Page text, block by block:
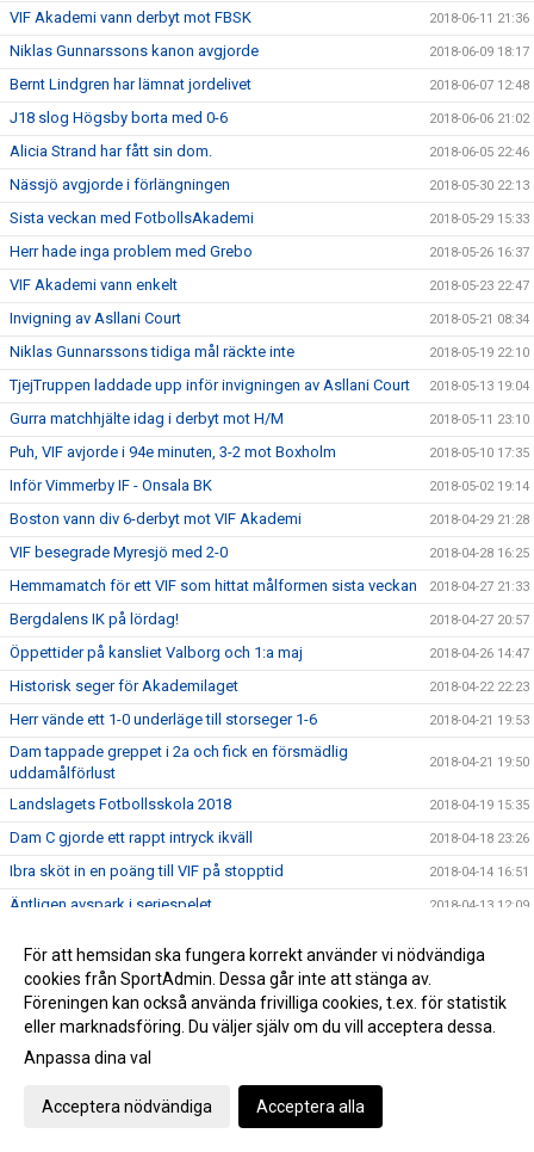
VIF Akademi vann derbyt mot FBSK 2018-06-11 21:36
Niklas Gunnarssons kanon avgjorde 2018-06-09 18:17
Bernt Lindgren har lämnat jordelivet 2018-06-07 12:48
J18 slog Högsby borta med 0-6 2018-06-06 21:02
Alicia Strand har fått sin dom. 2018-06-05 22:46
Nässjö avgjorde i förlängningen 2018-05-30 22:13
Sista veckan med FotbollsAkademi 2018-05-29 15:33
Herr hade inga problem med Grebo 2018-05-26 16:37
VIF Akademi vann enkelt 2018-05-23 22:47
Invigning av Asllani Court 2018-05-21 08:34
Niklas Gunnarssons tidiga mål räckte inte 2018-05-19 22:10
TjejTruppen laddade upp inför invigningen av Asllani Court 2018-05-13 19:04
Gurra matchhjälte idag i derbyt mot H/M 2018-05-11 23:10
Puh, VIF avjorde i 94e minuten, 3-2 mot Boxholm 2018-05-10 17:35
Inför Vimmerby IF - Onsala BK 2018-05-02 19:14
Boston vann div 6-derbyt mot VIF Akademi 2018-04-29 21:28
VIF besegrade Myresjö med 2-0 2018-04-28 16:25
Hemmamatch för ett VIF som hittat målformen sista veckan 2018-04-27 21:33
Bergdalens IK på lördag! 2018-04-27 20:57
Öppettider på kansliet Valborg och 1:a maj 2018-04-26 14:47
Historisk seger för Akademilaget 2018-04-22 22:23
Herr vände ett 1-0 underläge till storseger 1-6 2018-04-21 19:53
Dam tappade greppet i 2a och fick en försmädlig
uddamålförlust
2018-04-21 19:50
Landslagets Fotbollsskola 2018 2018-04-19 15:35
Dam C gjorde ett rappt intryck ikväll 2018-04-18 23:26
Ibra sköt in en poäng till VIF på stopptid 2018-04-14 16:51
Äntligen avspark i seriespelet 2018-04-13 12:09
Helt klart att Håkan blir huvudtränare för VIF Dam
Succé igen, breddturneringens charm står sig över tid 2018-03-20 22:39
Då var det dags att sparka igång Breddturneringen
SM-dagarna avslutades med optimal glädje
Vimmerby Sparbank och Vimmerby IF arrangerar återigen
För att hemsidan ska fungera korrekt använder vi nödvändiga
cookies från SportAdmin. Dessa går inte att stänga av.
Föreningen kan också använda frivilliga cookies, t.ex. för statistik
eller marknadsföring. Du väljer själv om du vill acceptera dessa.
Anpassa dina val
Acceptera nödvändiga Acceptera alla